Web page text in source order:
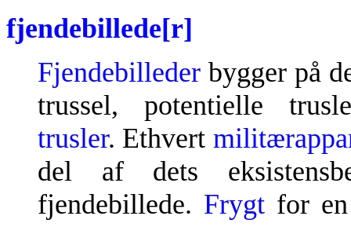
fjendebillede[r]
Fjendebilleder bygger på
trussel, potentielle
trusler. Ethvert
del af dets
fjendebillede. Frygt for